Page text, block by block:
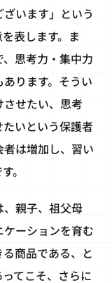
います」という
表します。ま
思考力・集中力
ります。そうい
せたい、思考
いという保護者
は増加し、習い
。
、親子、祖父母
ーションを育む
商品である、と
てこそ、さらに